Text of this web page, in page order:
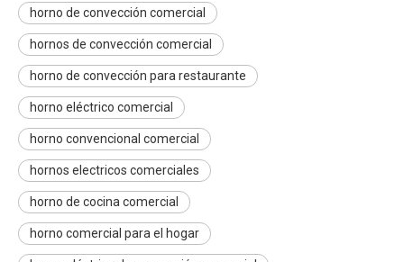
horno de convección comercial
hornos de convección comercial
horno de convección para restaurante
horno eléctrico comercial
horno convencional comercial
hornos electricos comerciales
horno de cocina comercial
horno comercial para el hogar